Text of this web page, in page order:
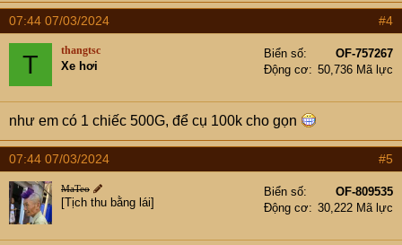
07:44 07/03/2024 #4
T thangtsc
Xe hơi
Biển số
OF-757267
Động cơ
50,736 Mã lực
như em có 1 chiếc 500G, để cụ 100k cho gọn
07:44 07/03/2024 #5
MaTeo
[Tịch thu bằng lái]
Biển số
OF-809535
Động cơ
30,222 Mã lực